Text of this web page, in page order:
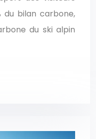
du bilan carbone,
du ski alpin